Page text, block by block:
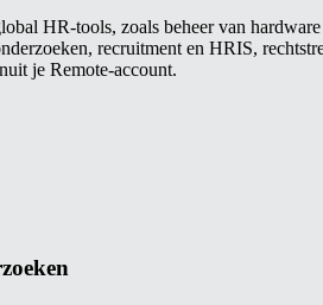
HR-tools, zoals beheer van hardware
recruitment en HRIS,
je Remote-account.